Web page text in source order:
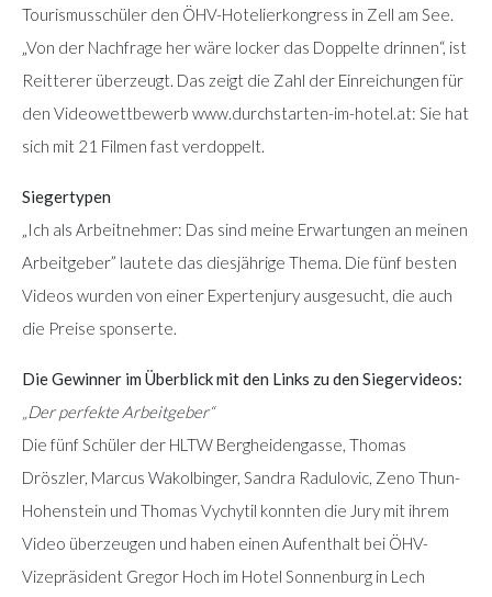
Tourismusschüler den ÖHV-Hotelierkongress in Zell am See.
„Von der Nachfrage her wäre locker das Doppelte drinnen“, ist
Reitterer überzeugt. Das zeigt die Zahl der Einreichungen für
den Videowettbewerb www.durchstarten-im-hotel.at: Sie hat
sich mit 21 Filmen fast verdoppelt.
Siegertypen
„Ich als Arbeitnehmer: Das sind meine Erwartungen an meinen
Arbeitgeber” lautete das diesjährige Thema. Die fünf besten
Videos wurden von einer Expertenjury ausgesucht, die auch
die Preise sponserte.
Die Gewinner im Überblick mit den Links zu den Siegervideos:
„Der perfekte Arbeitgeber“
Die fünf Schüler der HLTW Bergheidengasse, Thomas
Dröszler, Marcus Wakolbinger, Sandra Radulovic, Zeno Thun-
Hohenstein und Thomas Vychytil konnten die Jury mit ihrem
Video überzeugen und haben einen Aufenthalt bei ÖHV-
Vizepräsident Gregor Hoch im Hotel Sonnenburg in Lech